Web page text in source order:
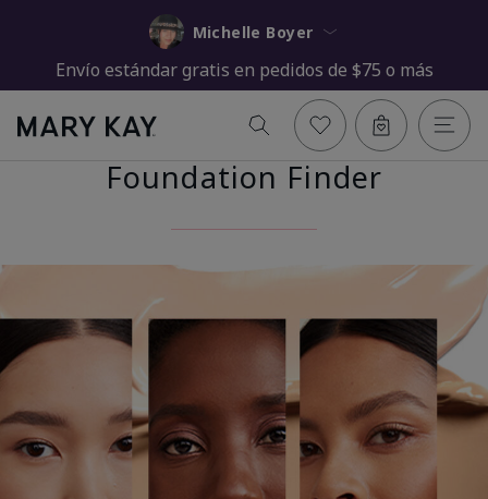
Michelle Boyer
Envío estándar gratis en pedidos de $75 o más
Foundation Finder